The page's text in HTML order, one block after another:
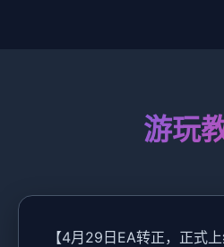
游玩
【4月29日EA转正，正式上